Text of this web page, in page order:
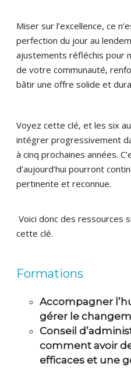
Miser sur l’excellence, ce
perfection du jour au
ajustements réfléchis pour
de votre communauté,
bâtir une offre solide et
Voyez cette clé, et les six
intégrer progressivement
à cinq prochaines années.
d’aujourd’hui pourront
pertinente et reconnue.
Voici donc des ressources
cette clé.
Formations
Accompagner
gérer le
Conseil
comment avoir
efficaces et une